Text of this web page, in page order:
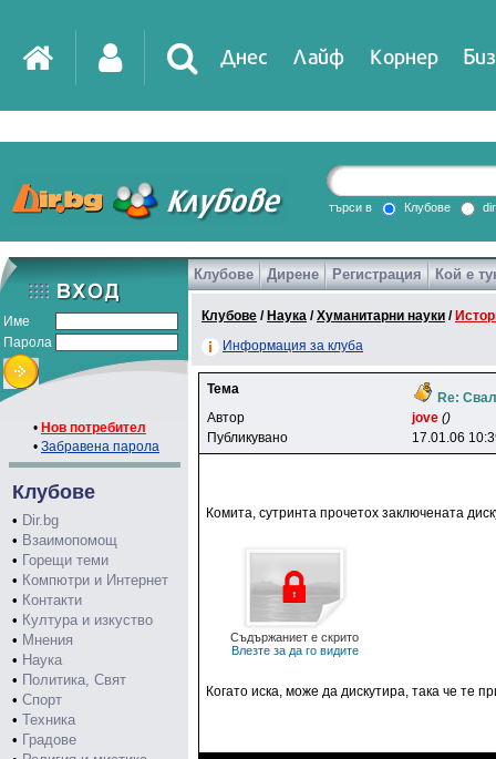
Днес Лайф Корнер
DirTV Impressio
Games
търси в Клубове
Име
Парола
• Нов потребител
• Забравена парола
Клубове
• Dir.bg
• Взаимопомощ
• Горещи теми
• Компютри и Интернет
• Контакти
• Култура и изкуство
• Мнения
• Наука
• Политика, Свят
• Спорт
• Техника
• Градове
Клубове Дирене Регистрация Кой е
Клубове / Наука /Хуманитарни науки /
Информация за клуба
Тема
Re:
Автор
jove ()
Публикувано
17.01.06
Комита, сутринта прочетох заключената
Съдържаниет е скрито
Влезте за да го видите
Когато иска, може да дискутира, така че те